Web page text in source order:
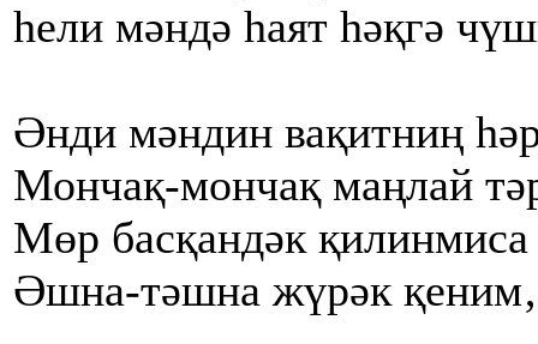
һели мәндә һаят һәқгә
Әнди мәндин вақитниң
Мончақ-мончақ маңлай
Мөр басқандәк
Әшна-тәшна жүрәк